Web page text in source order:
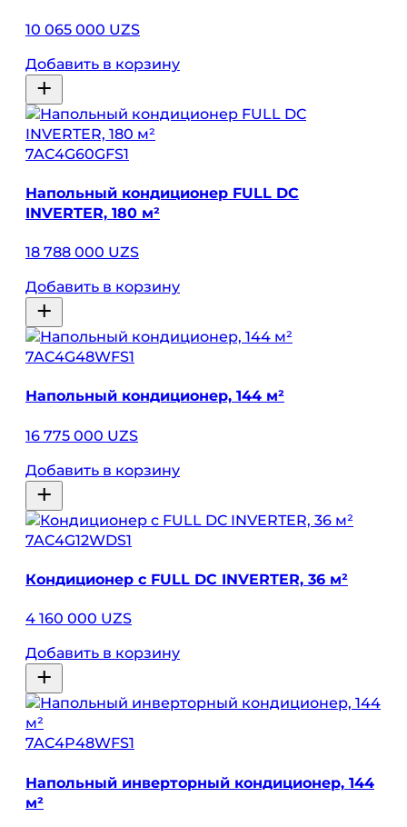
10 065 000 UZS
Добавить в корзину
7AC4G60GFS1
Напольный кондиционер FULL DC
INVERTER, 180 м²
18 788 000 UZS
Добавить в корзину
7AC4G48WFS1
Напольный кондиционер, 144 м²
16 775 000 UZS
Добавить в корзину
7AC4G12WDS1
Кондиционер с FULL DC INVERTER, 36 м²
4 160 000 UZS
Добавить в корзину
7AC4P48WFS1
Напольный инверторный кондиционер, 144
м²